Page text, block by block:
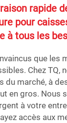
rapide
pour
à tous les
que les
Chez TQ,
du marché, à
en gros. Nous
à votre
accès aux